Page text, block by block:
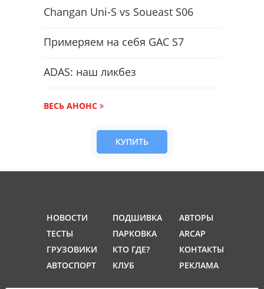
Changan Uni-S vs Soueast S06
Примеряем на себя GAC S7
ADAS: наш ликбез
ВЕСЬ АНОНС
КУПИТЬ
НОВОСТИ
ТЕСТЫ
ГРУЗОВИКИ
АВТОСПОРТ
ПОДШИВКА
ПАРКОВКА
КТО ГДЕ?
КЛУБ
АВТОРЫ
ARCAP
КОНТАКТЫ
РЕКЛАМА